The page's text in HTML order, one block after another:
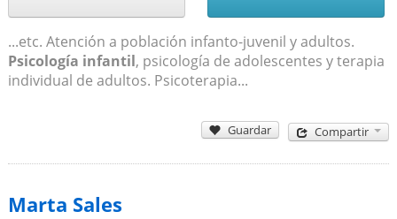
...etc. Atención a población infanto-juvenil y adultos.
Psicología infantil, psicología de adolescentes y terapia
individual de adultos. Psicoterapia...
Guardar Compartir
Marta Sales